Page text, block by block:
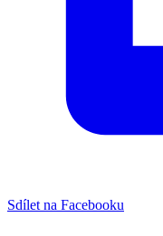
Sdílet na Facebooku